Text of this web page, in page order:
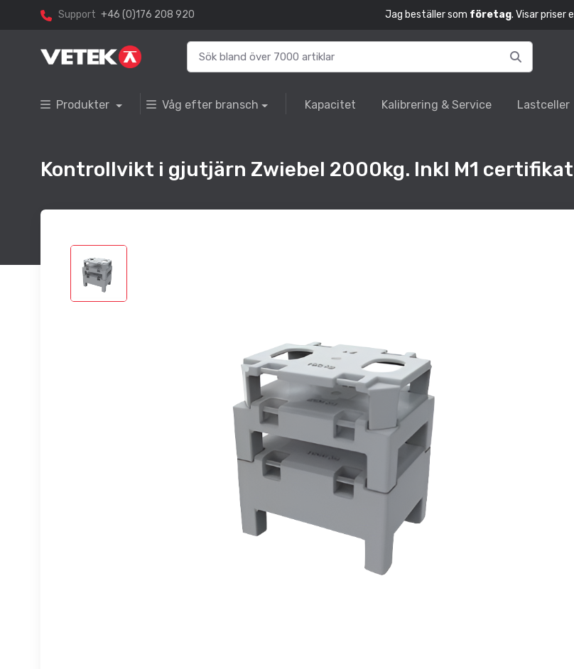
Support +46 (0)176 208 920 Jag beställer som företag. Visar priser
Produkter Våg efter bransch Kapacitet Kalibrering & Service Lastceller
Kontrollvikt i gjutjärn Zwiebel 2000kg. Inkl M1